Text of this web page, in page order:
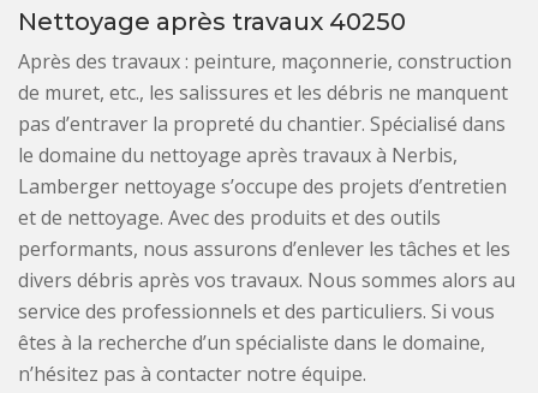
Nettoyage après travaux 40250
Après des travaux : peinture, maçonnerie, construction
de muret, etc., les salissures et les débris ne manquent
pas d’entraver la propreté du chantier. Spécialisé dans
le domaine du nettoyage après travaux à Nerbis,
Lamberger nettoyage s’occupe des projets d’entretien
et de nettoyage. Avec des produits et des outils
performants, nous assurons d’enlever les tâches et les
divers débris après vos travaux. Nous sommes alors au
service des professionnels et des particuliers. Si vous
êtes à la recherche d’un spécialiste dans le domaine,
n’hésitez pas à contacter notre équipe.